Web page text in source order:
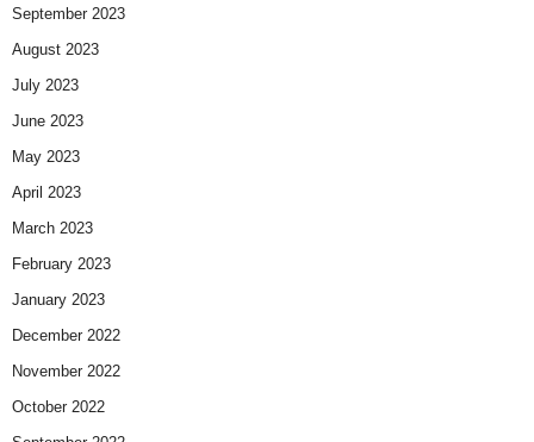
September 2023
August 2023
July 2023
June 2023
May 2023
April 2023
March 2023
February 2023
January 2023
December 2022
November 2022
October 2022